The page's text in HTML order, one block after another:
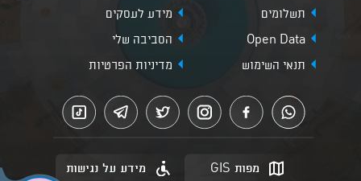
תשלומים
מידע לעסקים
Open Data
הסביבה שלי
תנאי השימוש
מדיניות הפרטיות
מפות GIS מידע על נגישות